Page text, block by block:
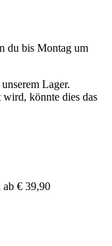
du bis Montag um
Lager.
könnte dies das
ab € 39,90